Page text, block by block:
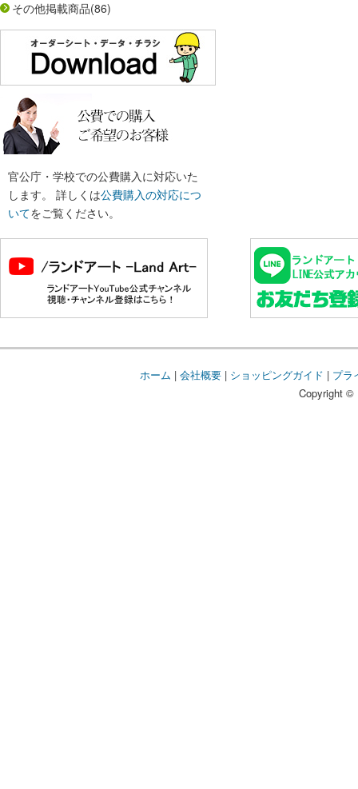
その他掲載商品(86)
官公庁・学校での公費購入に対応いた
します。 詳しくは公費購入の対応につ
いてをご覧ください。
ホーム | 会社概要| ショッピングガイド | プラ
Copyright ©